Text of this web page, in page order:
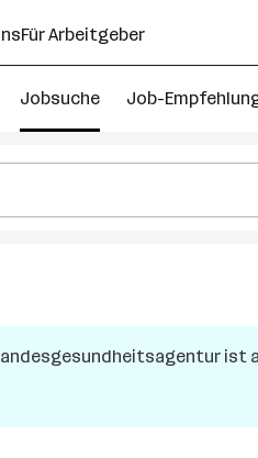
Für Arbeitgeber
Jobsuche Job-
ist